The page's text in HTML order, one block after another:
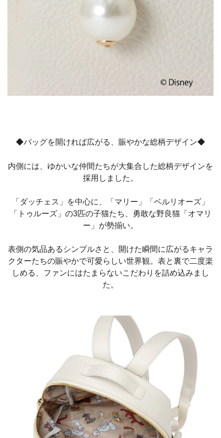
◆バッグを開ければ広がる、賑やかな総柄デザイン◆
内側には、ゆかいな仲間たちが大集合した総柄デザインを
採用しました。
「ダッチェス」を中心に、「マリー」「ベルリオーズ」
「トゥルーズ」の3匹の子猫たち、勇敢な野良猫「オマリ
ー」が勢揃い。
表側の気品あるシンプルさと、開けた瞬間に広がるキャラ
クターたちの賑やかで可愛らしい世界観。表と裏で二度楽
しめる、ファンにはたまらないこだわりを詰め込みまし
た。